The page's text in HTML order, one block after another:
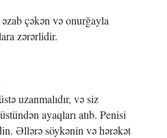
çəkən və onurğayla
zərərlidir.
uzanmalıdır, və siz
ayaqları atıb. Penisi
Əllərə söykənin və hərəkət